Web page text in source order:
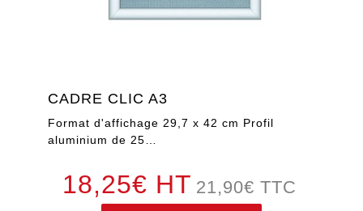
CADRE CLIC A3
Format d'affichage 29,7 x 42 cm Profil
aluminium de 25…
18,25€ HT 21,90€ TTC